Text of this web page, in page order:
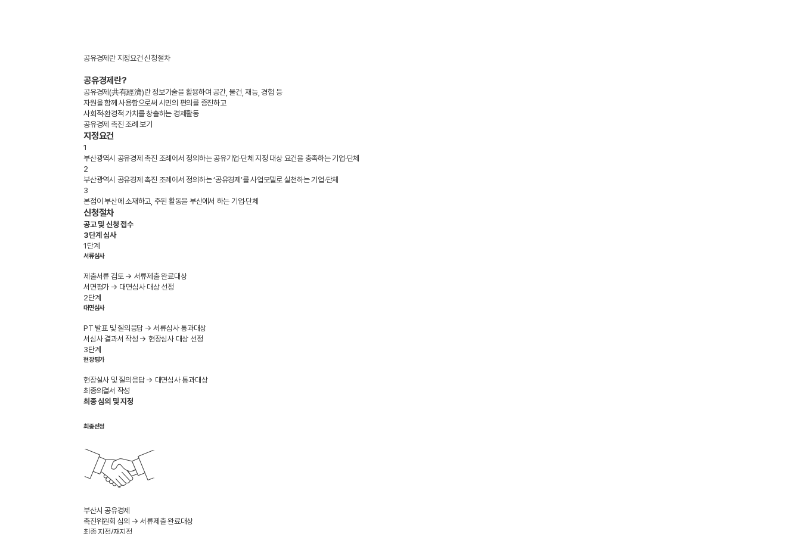
공유경제란 지정요건 신청절차
공유경제란?
공유경제(共有經濟)란 정보기술을 활용하여 공간, 물건, 재능, 경험 등
자원을 함께 사용함으로써 시민의 편의를 증진하고
사회적·환경적 가치를 창출하는 경제활동
공유경제 촉진 조례 보기
지정요건
1
부산광역시 공유경제 촉진 조례에서 정의하는 공유기업·단체 지정 대상 요건을 충족하는 기업·단체
2
부산광역시 공유경제 촉진 조례에서 정의하는 ‘공유경제’를 사업모델로 실천하는 기업·단체
3
본점이 부산에 소재하고, 주된 활동을 부산에서 하는 기업·단체
신청절차
공고 및 신청 접수
3단계 심사
1단계
서류심사
제출서류 검토 → 서류제출 완료대상
서면평가 → 대면심사 대상 선정
2단계
대면심사
PT 발표 및 질의응답 → 서류심사 통과대상
서심사 결과서 작성 → 현장심사 대상 선정
3단계
현장평가
현장실사 및 질의응답 → 대면심사 통과대상
최종의결서 작성
최종 심의 및 지정
최종선정
부산시 공유경제
촉진위원회 심의 → 서류제출 완료대상
최종 지정/재지정